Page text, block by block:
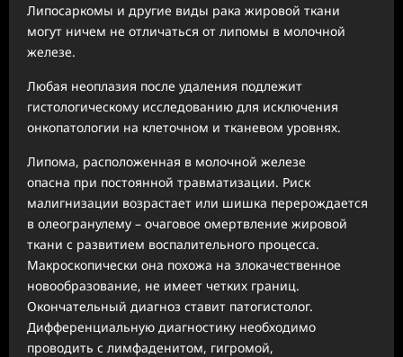
Липосаркомы и другие виды рака жировой ткани
могут ничем не отличаться от липомы в молочной
железе.
Любая неоплазия после удаления подлежит
гистологическому исследованию для исключения
онкопатологии на клеточном и тканевом уровнях.
Липома, расположенная в молочной железе
опасна при постоянной травматизации. Риск
малигнизации возрастает или шишка перерождается
в олеогранулему – очаговое омертвление жировой
ткани с развитием воспалительного процесса.
Макроскопически она похожа на злокачественное
новообразование, не имеет четких границ.
Окончательный диагноз ставит патогистолог.
Дифференциальную диагностику необходимо
проводить с лимфаденитом, гигромой,